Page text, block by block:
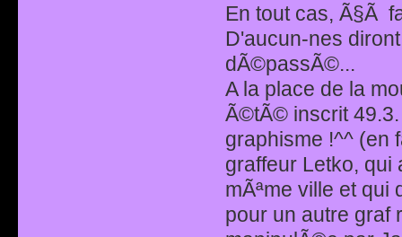
En tout cas, Ã§Ã
D'aucun-nes
dÃ©passÃ©...
A la place de la
Ã©tÃ© inscrit
graphisme !^^ (en
graffeur Letko,
mÃªme ville et qui
pour un autre graf